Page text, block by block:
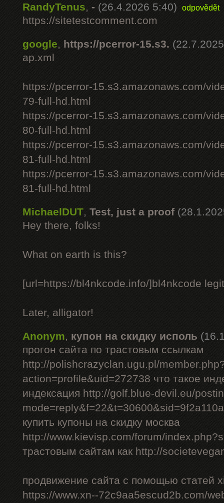
RandyTenus, - (26.4.2026 5:40) odpovědět
https://sitetestcomment.com
google, https://pcerror-15.s3.
ap.xml
https://pcerror-15.s3.amazonaws.com/
79-full-hd.html
https://pcerror-15.s3.amazonaws.com/
80-full-hd.html
https://pcerror-15.s3.amazonaws.com/
81-full-hd.html
https://pcerror-15.s3.amazonaws.com/
81-full-hd.html
MichaelDUT, Test, just a proof
Hey there, folks!
What on earth is this?
[url=https://bl4nkcode.info/]bl4nkcode
Later, alligator!
Anonym, купон на скидку исполь
прогон сайта по трастовым ссылкам
http://polishcrazyclan.ugu.pl/
action=profile&uid=272738 что такое
индексация http://golf.blue-devil.eu/
купить купоны на скидку москва
http://www.kievisp.com/forum/
трастовым сайтам как http://
продвижение сайта с помощью статей
https://www.xn--72c9aa5escud2b.com/